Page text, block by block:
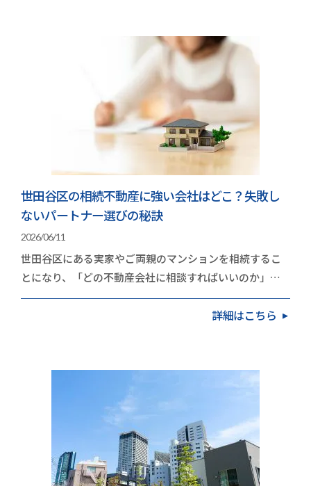
世田谷区の相続不動産に強い会社はどこ？失敗し
ないパートナー選びの秘訣
2026/06/11
世田谷区にある実家やご両親のマンションを相続するこ
とになり、「どの不動産会社に相談すればいいのか」と
立ち止まっていませんか。高く手放したいという思い…
詳細はこちら